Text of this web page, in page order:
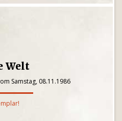
Welt
Samstag, 08.11.1986